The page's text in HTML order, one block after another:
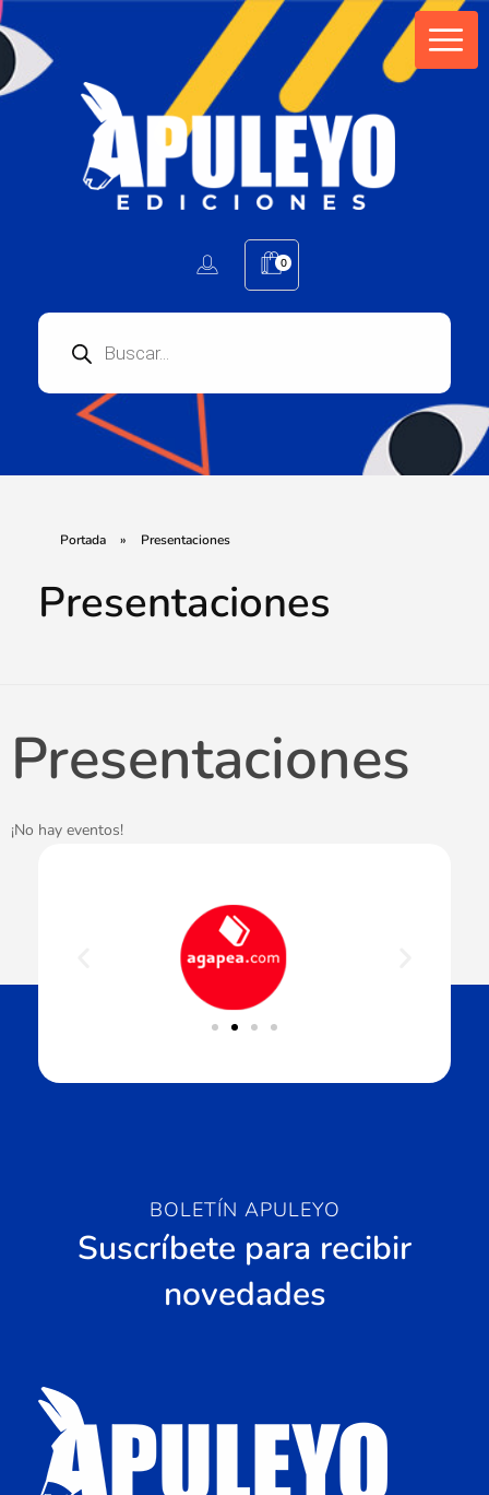
0
Portada » Presentaciones
Presentaciones
Presentaciones
¡No hay eventos!
BOLETÍN APULEYO
Suscríbete para recibir
novedades